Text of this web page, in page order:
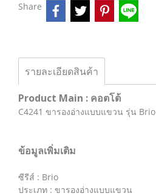
Share
รายละเอียดสินค้า
Product Main : คอตโต้
C4241 ขารองอ่างแบบแขวน รุ่น Brio
ข้อมูลเพิ่มเติม
ซีรีส์ : Brio
ประเภท : ขารองอ่างแบบแขวน